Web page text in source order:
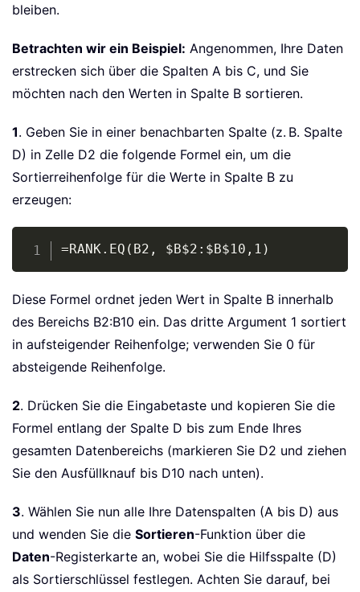
bleiben.
Betrachten wir ein Beispiel: Angenommen, Ihre Daten
erstrecken sich über die Spalten A bis C, und Sie
möchten nach den Werten in Spalte B sortieren.
1. Geben Sie in einer benachbarten Spalte (z. B. Spalte
D) in Zelle D2 die folgende Formel ein, um die
Sortierreihenfolge für die Werte in Spalte B zu
erzeugen:
=RANK.EQ(B2, $B$2:$B$10,1)
Diese Formel ordnet jeden Wert in Spalte B innerhalb
des Bereichs B2:B10 ein. Das dritte Argument 1 sortiert
in aufsteigender Reihenfolge; verwenden Sie 0 für
absteigende Reihenfolge.
2. Drücken Sie die Eingabetaste und kopieren Sie die
Formel entlang der Spalte D bis zum Ende Ihres
gesamten Datenbereichs (markieren Sie D2 und ziehen
Sie den Ausfüllknauf bis D10 nach unten).
3. Wählen Sie nun alle Ihre Datenspalten (A bis D) aus
und wenden Sie die Sortieren-Funktion über die
Daten-Registerkarte an, wobei Sie die Hilfsspalte (D)
als Sortierschlüssel festlegen. Achten Sie darauf, bei